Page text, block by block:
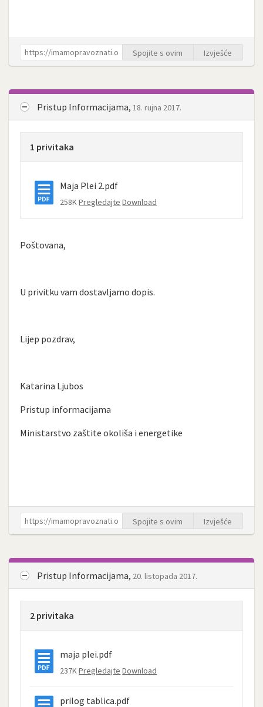
Spojite s ovim Izvješće
Pristup Informacijama, 18. rujna 2017.
1 privitaka
Maja Plei 2.pdf
258KPregledajte Download
Poštovana,
U privitku vam dostavljamo dopis.
Lijep pozdrav,
Katarina Ljubos
Pristup informacijama
Ministarstvo zaštite okoliša i energetike
Spojite s ovim Izvješće
Pristup Informacijama, 20. listopada 2017.
2 privitaka
maja plei.pdf
237KPregledajte Download
prilog tablica.pdf